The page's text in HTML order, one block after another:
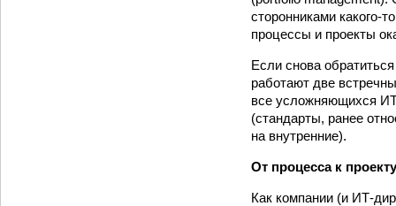
сторонниками какого-
процессы и проекты
Если снова
работают две
все усложняющихся
(стандарты, ранее
на внутренние).
От процесса к проекту
Как компании (и ИТ-